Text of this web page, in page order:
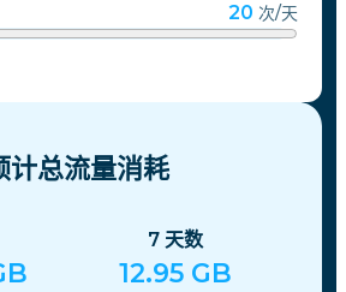
20 次/天
计总流量消耗
7 天数
12.95 GB